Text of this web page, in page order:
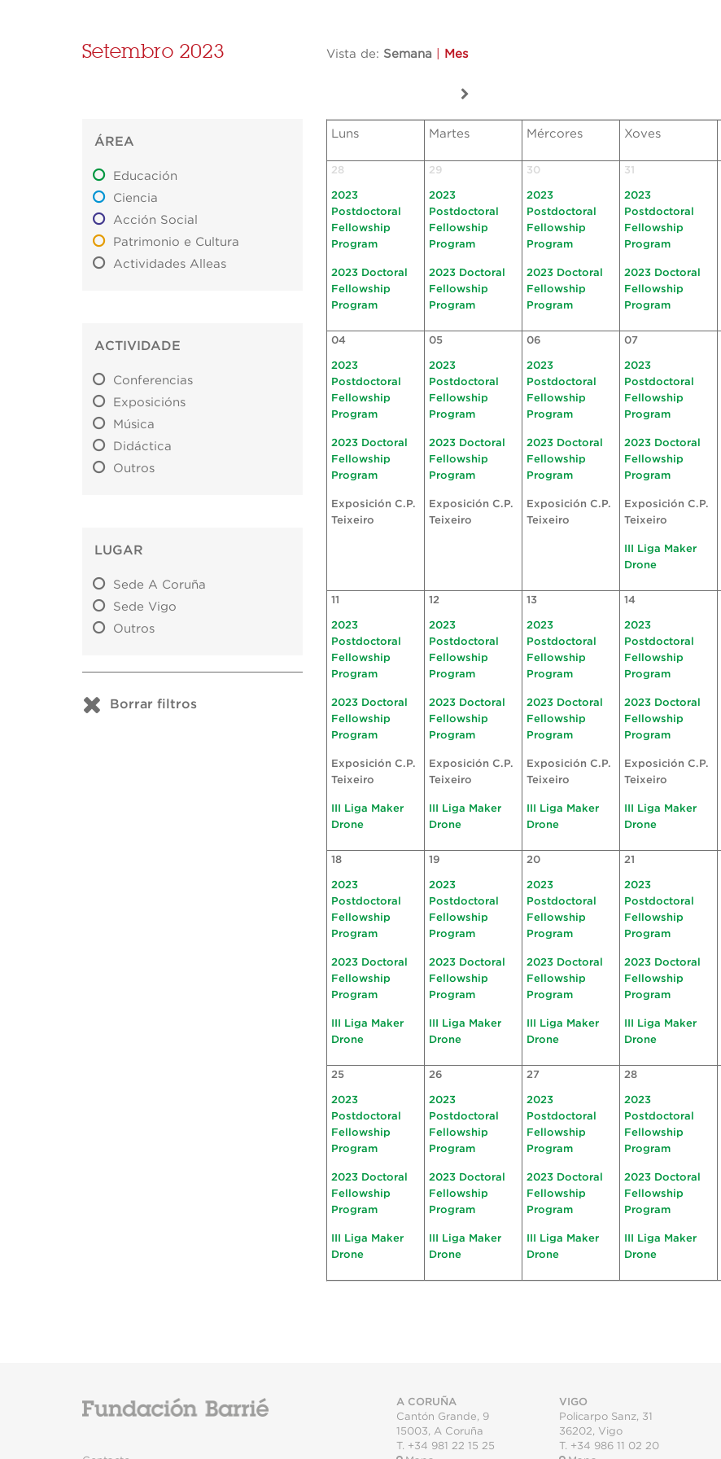
Setembro 2023 Vista de: Semana Mes
ÁREA
Educación
Ciencia
Acción Social
Patrimonio e Cultura
Actividades Alleas
ACTIVIDADE
Conferencias
Exposicións
Música
Didáctica
Outros
LUGAR
Sede A Coruña
Sede Vigo
Outros
Borrar filtros
Luns Martes Mércores Xoves
28
2023
Postdoctoral
Fellowship
Program
2023 Doctoral
Fellowship
Program
29
2023
Postdoctoral
Fellowship
Program
2023 Doctoral
Fellowship
Program
30
2023
Postdoctoral
Fellowship
Program
2023 Doctoral
Fellowship
Program
31
2023
Postdoctoral
Fellowship
Program
2023 Doctoral
Fellowship
Program
04
2023
Postdoctoral
Fellowship
Program
2023 Doctoral
Fellowship
Program
Exposición C.P.
Teixeiro
05
2023
Postdoctoral
Fellowship
Program
2023 Doctoral
Fellowship
Program
Exposición C.P.
Teixeiro
06
2023
Postdoctoral
Fellowship
Program
2023 Doctoral
Fellowship
Program
Exposición C.P.
Teixeiro
07
2023
Postdoctoral
Fellowship
Program
2023 Doctoral
Fellowship
Program
Exposición C.P.
Teixeiro
III Liga Maker
Drone
11
2023
Postdoctoral
Fellowship
Program
2023 Doctoral
Fellowship
Program
Exposición C.P.
Teixeiro
III Liga Maker
Drone
12
2023
Postdoctoral
Fellowship
Program
2023 Doctoral
Fellowship
Program
Exposición C.P.
Teixeiro
III Liga Maker
Drone
13
2023
Postdoctoral
Fellowship
Program
2023 Doctoral
Fellowship
Program
Exposición C.P.
Teixeiro
III Liga Maker
Drone
14
2023
Postdoctoral
Fellowship
Program
2023 Doctoral
Fellowship
Program
Exposición C.P.
Teixeiro
III Liga Maker
Drone
18
2023
Postdoctoral
Fellowship
Program
2023 Doctoral
Fellowship
Program
III Liga Maker
Drone
19
2023
Postdoctoral
Fellowship
Program
2023 Doctoral
Fellowship
Program
III Liga Maker
Drone
20
2023
Postdoctoral
Fellowship
Program
2023 Doctoral
Fellowship
Program
III Liga Maker
Drone
21
2023
Postdoctoral
Fellowship
Program
2023 Doctoral
Fellowship
Program
III Liga Maker
Drone
25
2023
Postdoctoral
Fellowship
Program
2023 Doctoral
Fellowship
Program
III Liga Maker
Drone
26
2023
Postdoctoral
Fellowship
Program
2023 Doctoral
Fellowship
Program
III Liga Maker
Drone
27
2023
Postdoctoral
Fellowship
Program
2023 Doctoral
Fellowship
Program
III Liga Maker
Drone
28
2023
Postdoctoral
Fellowship
Program
2023 Doctoral
Fellowship
Program
III Liga Maker
Drone
A CORUÑA
Cantón Grande, 9
15003, A Coruña
T. +34 981 22 15 25
VIGO
Policarpo Sanz, 31
36202, Vigo
T. +34 986 11 02 20